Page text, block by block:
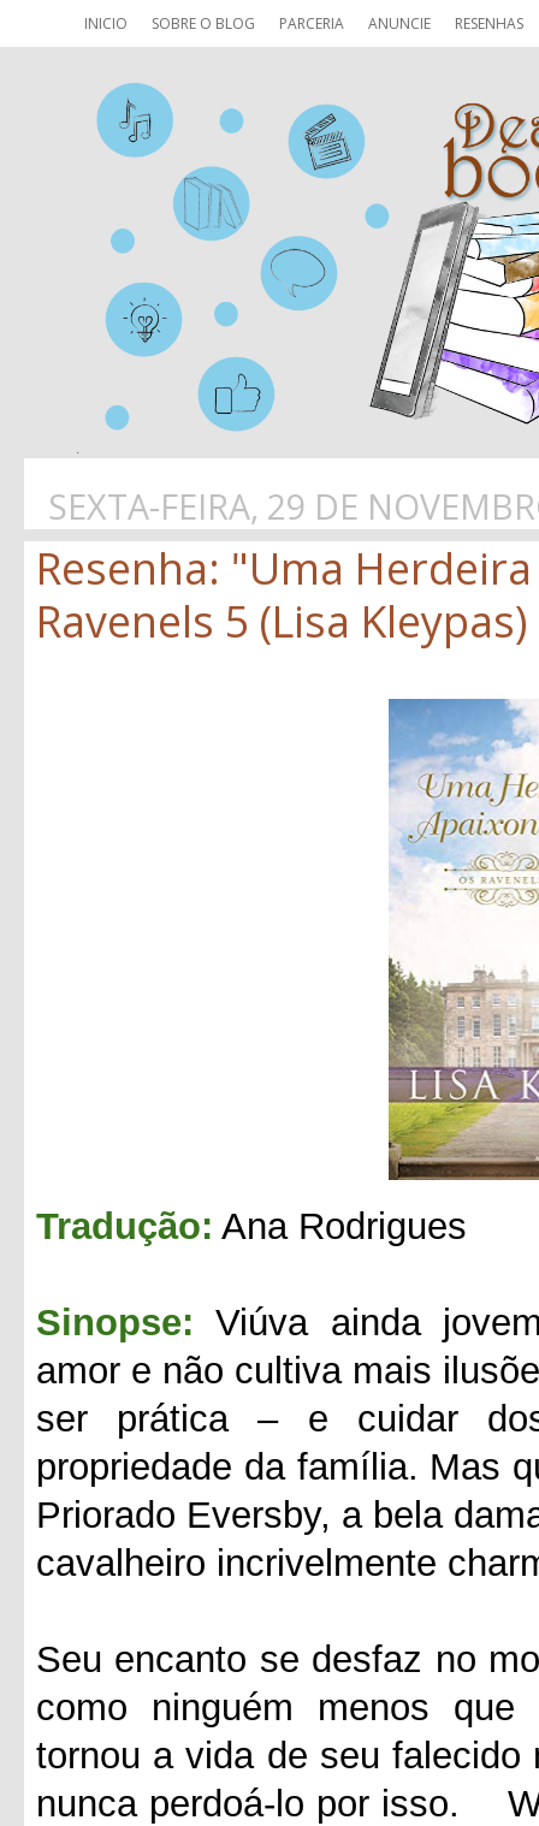
INICIO SOBRE O BLOG PARCERIA ANUNCIE RESENHAS
SEXTA-FEIRA, 29 DE
Resenha: "Uma
Ravenels 5 (Lisa Kleypas)
Tradução: Ana Rodrigues
Sinopse: Viúva ainda
amor e não cultiva mais
ser prática – e cuidar
propriedade da família. Mas
Priorado Eversby, a bela
cavalheiro
Seu encanto se desfaz no
como ninguém menos
tornou a vida de seu
nunca perdoá-lo por isso.